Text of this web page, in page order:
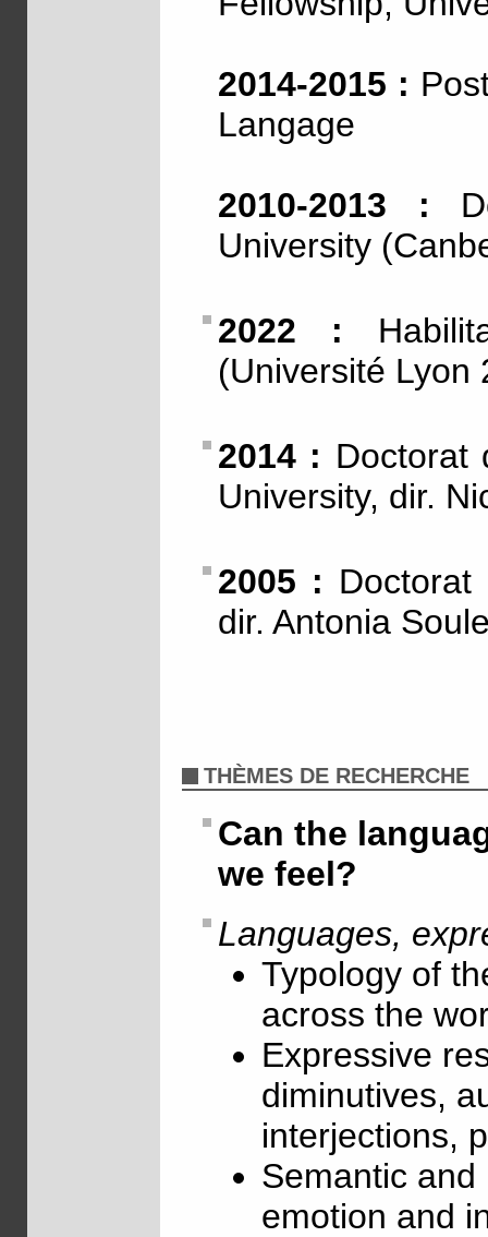
2014-2015 :
Langage
2010-2013 :
University
2022 :
(Université Lyon
2014 : Doctorat
University, dir.
2005 :
dir. Antonia
THÈMES DE RECHERCHE
Can the
we feel?
Languages,
Typology of
across the
Expressive
diminutives,
interjections,
Semantic
emotion and